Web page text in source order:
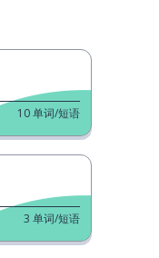
10单词/短语
3 单词/短语